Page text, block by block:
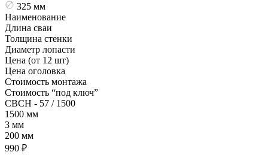
325 мм
Наименование
Длина сваи
Толщина стенки
Диаметр лопасти
Цена (от 12 шт)
Цена оголовка
Стоимость монтажа
Стоимость “под ключ”
СВСН - 57 / 1500
1500 мм
3 мм
200 мм
990 ₽